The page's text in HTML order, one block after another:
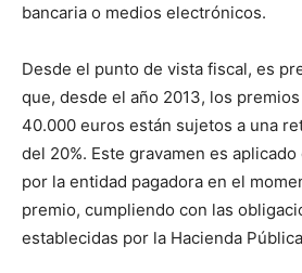
bancaria o medios electrónicos.
Desde el punto de vista fiscal, es
que, desde el año 2013, los
40.000 euros están sujetos a una
del 20%. Este gravamen es
por la entidad pagadora en el
premio, cumpliendo con las
establecidas por la Hacienda